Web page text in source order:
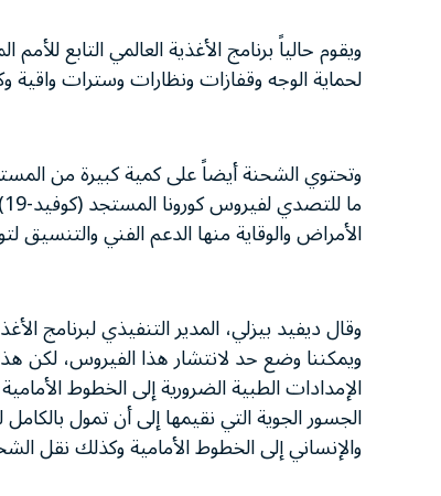
ويقوم حالياً برنامج الأغذية العالمي التابع
لحماية الوجه وقفازات ونظارات وسترات
وتحتوي الشحنة أيضاً على كمية كبيرة من
الأمراض والوقاية منها الدعم الفني والتنسيق
وقال ديفيد بيزلي، المدير التنفيذي لبرنامج
ويمكننا وضع حد لانتشار هذا الفيروس، لكن
الإمدادات الطبية الضرورية إلى الخطوط
الجسور الجوية التي نقيمها إلى أن تمول
والإنساني إلى الخطوط الأمامية وكذلك نقل